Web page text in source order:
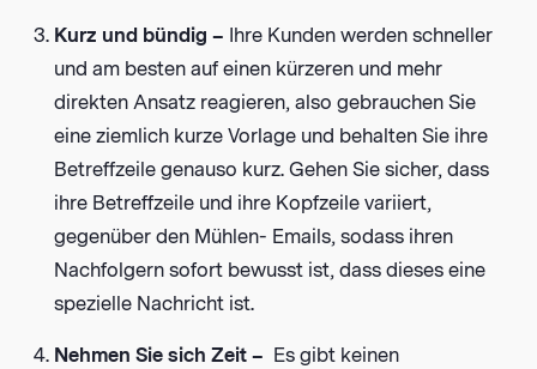
Kurz und bündig – Ihre Kunden werden schneller
und am besten auf einen kürzeren und mehr
direkten Ansatz reagieren, also gebrauchen Sie
eine ziemlich kurze Vorlage und behalten Sie ihre
Betreffzeile genauso kurz. Gehen Sie sicher, dass
ihre Betreffzeile und ihre Kopfzeile variiert,
gegenüber den Mühlen- Emails, sodass ihren
Nachfolgern sofort bewusst ist, dass dieses eine
spezielle Nachricht ist.
Nehmen Sie sich Zeit – Es gibt keinen